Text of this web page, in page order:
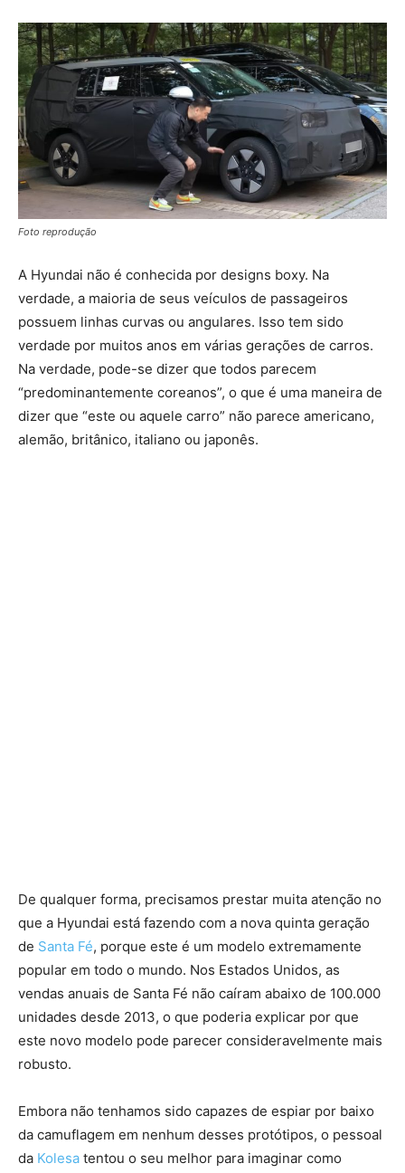
Foto reprodução
A Hyundai não é conhecida por designs boxy. Na
verdade, a maioria de seus veículos de passageiros
possuem linhas curvas ou angulares. Isso tem sido
verdade por muitos anos em várias gerações de carros.
Na verdade, pode-se dizer que todos parecem
“predominantemente coreanos”, o que é uma maneira de
dizer que “este ou aquele carro” não parece americano,
alemão, britânico, italiano ou japonês.
De qualquer forma, precisamos prestar muita atenção no
que a Hyundai está fazendo com a nova quinta geração
de Santa Fé, porque este é um modelo extremamente
popular em todo o mundo. Nos Estados Unidos, as
vendas anuais de Santa Fé não caíram abaixo de 100.000
unidades desde 2013, o que poderia explicar por que
este novo modelo pode parecer consideravelmente mais
robusto.
Embora não tenhamos sido capazes de espiar por baixo
da camuflagem em nenhum desses protótipos, o pessoal
da Kolesa tentou o seu melhor para imaginar como